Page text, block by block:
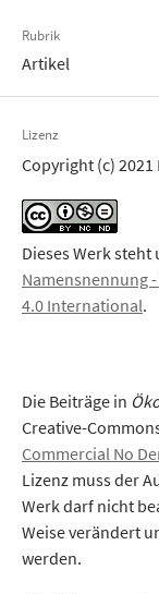
Rubrik
Artikel
Lizenz
Copyright (c)
Dieses Werk
Namensnennung
4.0 International.
Die Beiträge in
Creative-
Commercial No
Lizenz muss der
Werk darf nicht
Weise verändert
werden.